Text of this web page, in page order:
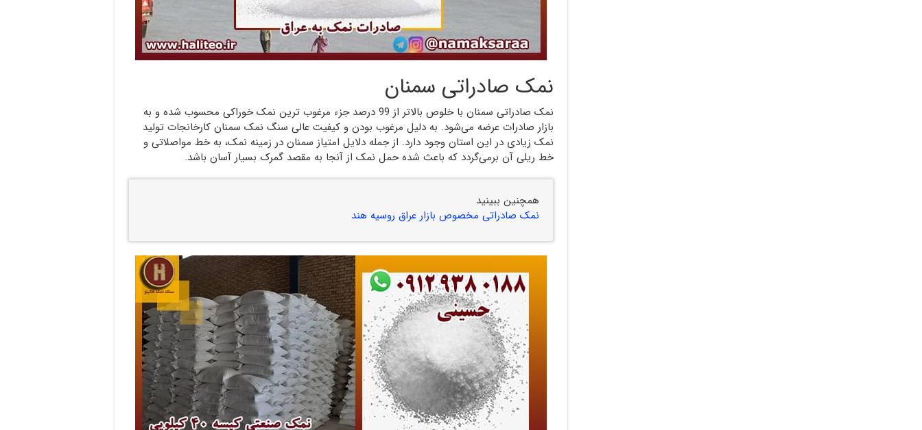
نمک صادراتی سمنان
نمک صادراتی سمنان با خلوص بالاتر از 99 درصد جزء مرغوب ترین نمک خوراکی محسوب شده و به
بازار صادرات عرضه می‌شود. به دلیل مرغوب بودن و کیفیت عالی سنگ نمک سمنان کارخانجات تولید
نمک زیادی در این استان وجود دارد. از جمله دلایل امتیاز سمنان در زمینه نمک، به خط مواصلاتی و
خط ریلی آن برمی‌گردد که باعث شده حمل نمک از آنجا به مقصد گمرک بسیار آسان باشد.
همچنین ببینید
نمک صادراتی مخصوص بازار عراق روسیه هند